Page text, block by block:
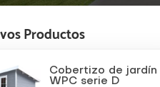
Productos
Cobertizo de jardín
WPC serie D